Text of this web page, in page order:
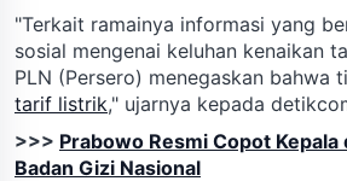
"Terkait ramainya informasi yang
sosial mengenai keluhan kenaikan
PLN (Persero) menegaskan bahwa
tarif listrik," ujarnya kepada
>>> Prabowo Resmi Copot Kepala
Badan Gizi Nasional